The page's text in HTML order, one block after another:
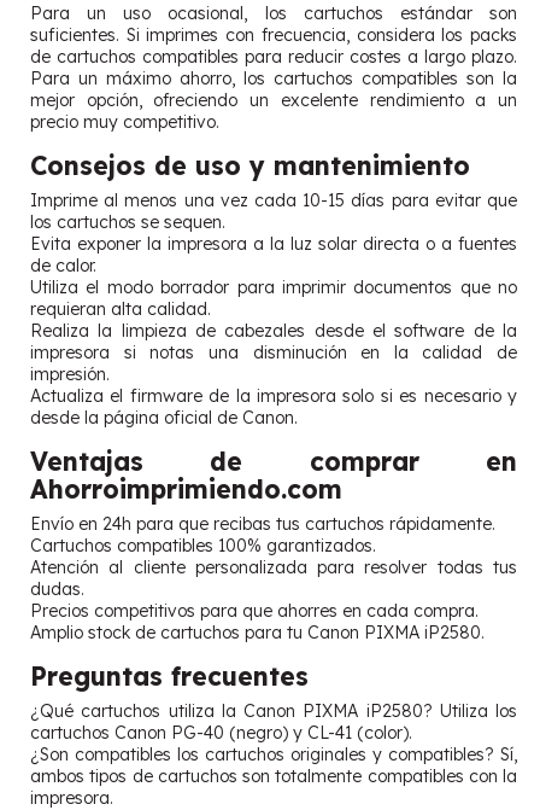
Para un uso ocasional, los cartuchos estándar son
suficientes. Si imprimes con frecuencia, considera los packs
de cartuchos compatibles para reducir costes a largo plazo.
Para un máximo ahorro, los cartuchos compatibles son la
mejor opción, ofreciendo un excelente rendimiento a un
precio muy competitivo.
Consejos de uso y mantenimiento
Imprime al menos una vez cada 10-15 días para evitar que
los cartuchos se sequen.
Evita exponer la impresora a la luz solar directa o a fuentes
de calor.
Utiliza el modo borrador para imprimir documentos que no
requieran alta calidad.
Realiza la limpieza de cabezales desde el software de la
impresora si notas una disminución en la calidad de
impresión.
Actualiza el firmware de la impresora solo si es necesario y
desde la página oficial de Canon.
Ventajas de comprar en
Ahorroimprimiendo.com
Envío en 24h para que recibas tus cartuchos rápidamente.
Cartuchos compatibles 100% garantizados.
Atención al cliente personalizada para resolver todas tus
dudas.
Precios competitivos para que ahorres en cada compra.
Amplio stock de cartuchos para tu Canon PIXMA iP2580.
Preguntas frecuentes
¿Qué cartuchos utiliza la Canon PIXMA iP2580? Utiliza los
cartuchos Canon PG-40 (negro) y CL-41 (color).
¿Son compatibles los cartuchos originales y compatibles? Sí,
ambos tipos de cartuchos son totalmente compatibles con la
impresora.